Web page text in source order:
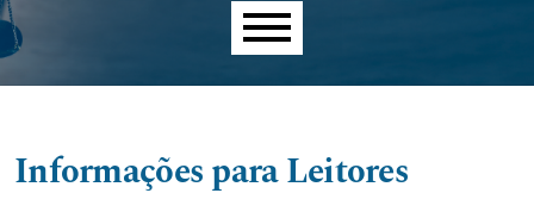
Menu principal
Informações para Leitores